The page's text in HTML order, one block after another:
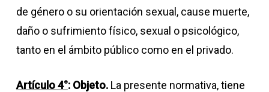
de género o su orientación sexual, cause muerte,
daño o sufrimiento físico, sexual o psicológico,
tanto en el ámbito público como en el privado.
Artículo 4°: Objeto. La presente normativa, tiene